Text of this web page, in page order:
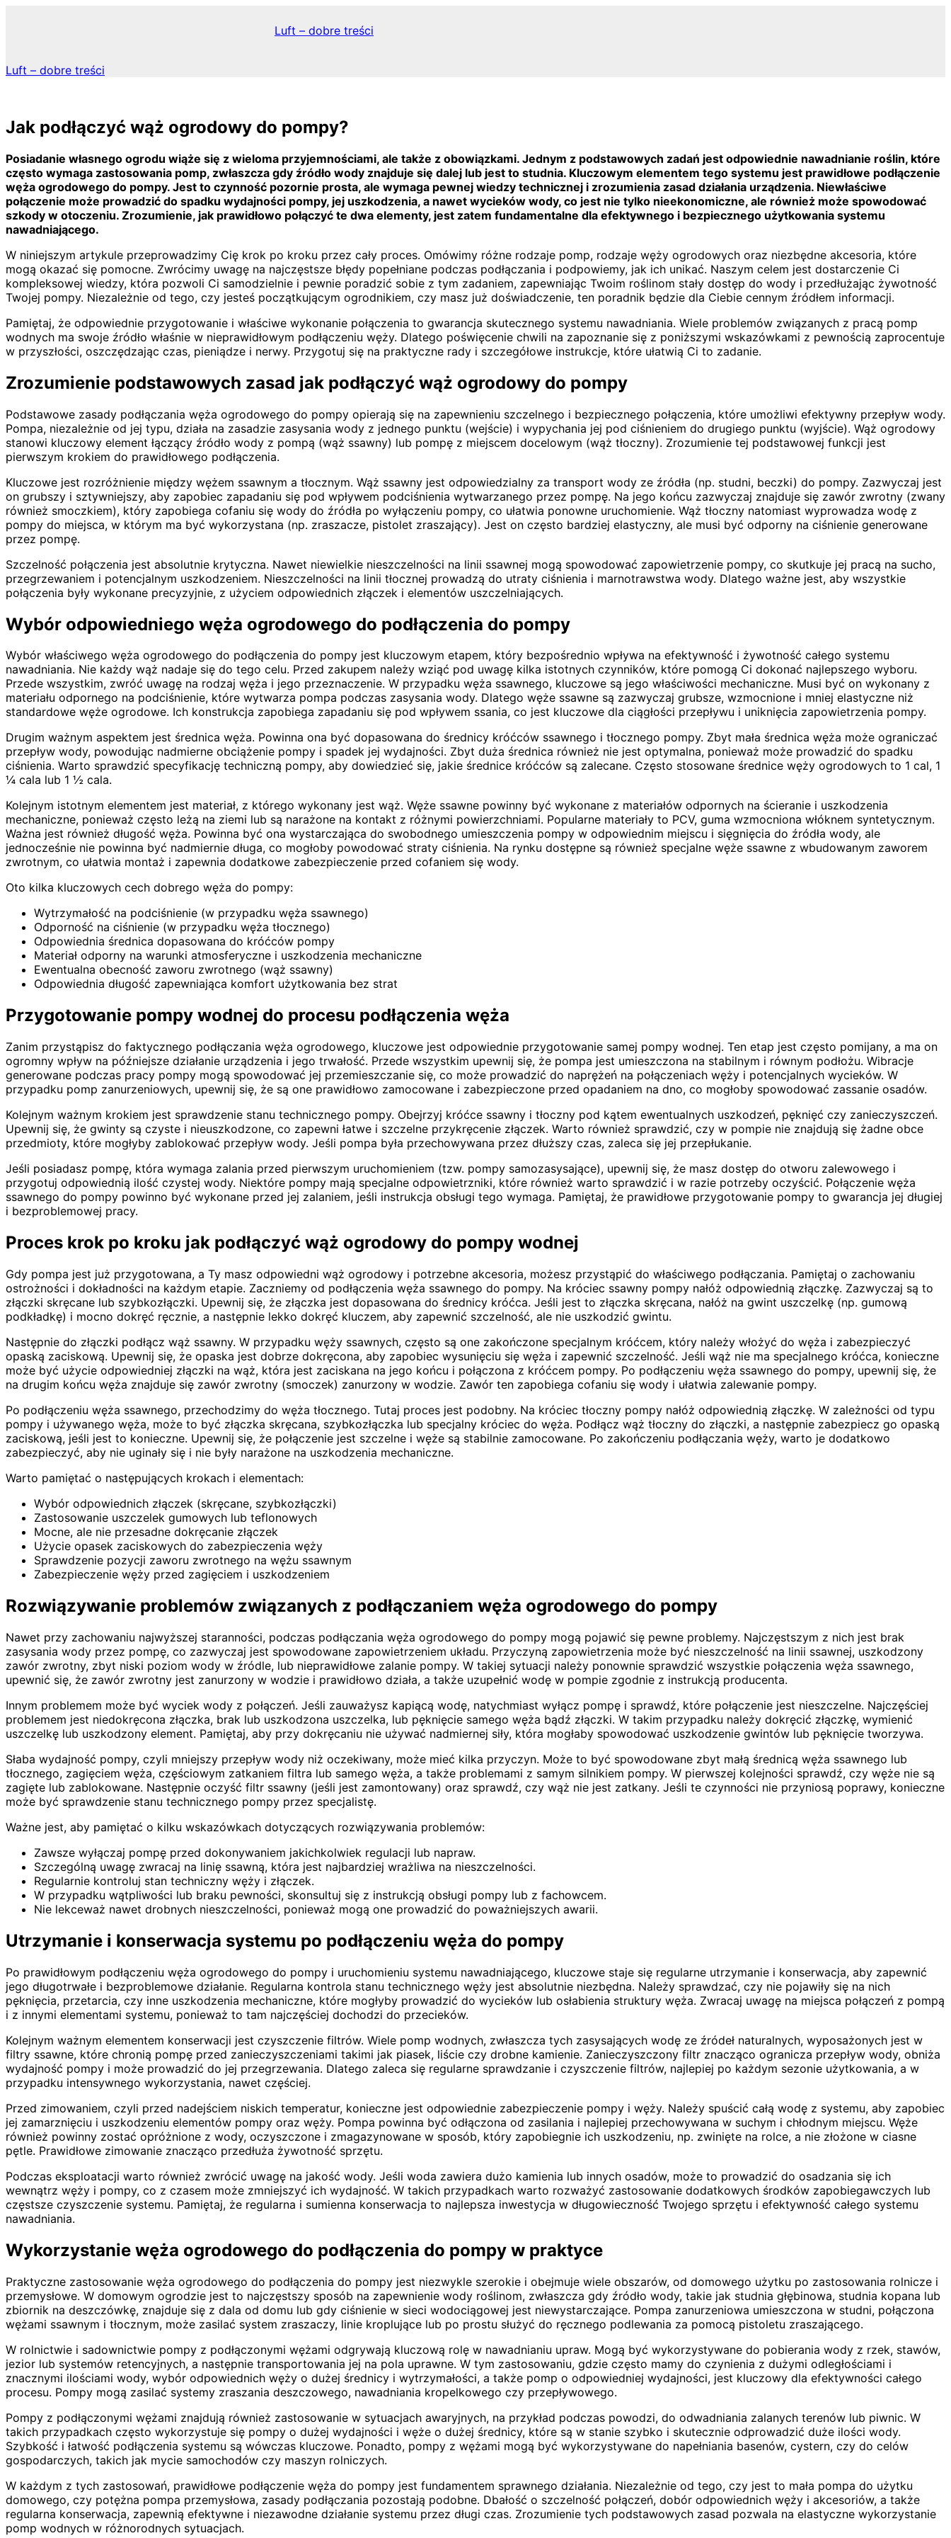
Luft – dobre treści
Luft – dobre treści
Jak podłączyć wąż ogrodowy do pompy?
Posiadanie własnego ogrodu wiąże się z wieloma przyjemnościami, ale także z obowiązkami. Jednym z podstawowych zadań jest odpowiednie nawadnianie roślin, które
często wymaga zastosowania pomp, zwłaszcza gdy źródło wody znajduje się dalej lub jest to studnia. Kluczowym elementem tego systemu jest prawidłowe podłączenie
węża ogrodowego do pompy. Jest to czynność pozornie prosta, ale wymaga pewnej wiedzy technicznej i zrozumienia zasad działania urządzenia. Niewłaściwe
połączenie może prowadzić do spadku wydajności pompy, jej uszkodzenia, a nawet wycieków wody, co jest nie tylko nieekonomiczne, ale również może spowodować
szkody w otoczeniu. Zrozumienie, jak prawidłowo połączyć te dwa elementy, jest zatem fundamentalne dla efektywnego i bezpiecznego użytkowania systemu
nawadniającego.
W niniejszym artykule przeprowadzimy Cię krok po kroku przez cały proces. Omówimy różne rodzaje pomp, rodzaje węży ogrodowych oraz niezbędne akcesoria, które
mogą okazać się pomocne. Zwrócimy uwagę na najczęstsze błędy popełniane podczas podłączania i podpowiemy, jak ich unikać. Naszym celem jest dostarczenie Ci
kompleksowej wiedzy, która pozwoli Ci samodzielnie i pewnie poradzić sobie z tym zadaniem, zapewniając Twoim roślinom stały dostęp do wody i przedłużając żywotność
Twojej pompy. Niezależnie od tego, czy jesteś początkującym ogrodnikiem, czy masz już doświadczenie, ten poradnik będzie dla Ciebie cennym źródłem informacji.
Pamiętaj, że odpowiednie przygotowanie i właściwe wykonanie połączenia to gwarancja skutecznego systemu nawadniania. Wiele problemów związanych z pracą pomp
wodnych ma swoje źródło właśnie w nieprawidłowym podłączeniu węży. Dlatego poświęcenie chwili na zapoznanie się z poniższymi wskazówkami z pewnością zaprocentuje
w przyszłości, oszczędzając czas, pieniądze i nerwy. Przygotuj się na praktyczne rady i szczegółowe instrukcje, które ułatwią Ci to zadanie.
Zrozumienie podstawowych zasad jak podłączyć wąż ogrodowy do pompy
Podstawowe zasady podłączania węża ogrodowego do pompy opierają się na zapewnieniu szczelnego i bezpiecznego połączenia, które umożliwi efektywny przepływ wody.
Pompa, niezależnie od jej typu, działa na zasadzie zasysania wody z jednego punktu (wejście) i wypychania jej pod ciśnieniem do drugiego punktu (wyjście). Wąż ogrodowy
stanowi kluczowy element łączący źródło wody z pompą (wąż ssawny) lub pompę z miejscem docelowym (wąż tłoczny). Zrozumienie tej podstawowej funkcji jest
pierwszym krokiem do prawidłowego podłączenia.
Kluczowe jest rozróżnienie między wężem ssawnym a tłocznym. Wąż ssawny jest odpowiedzialny za transport wody ze źródła (np. studni, beczki) do pompy. Zazwyczaj jest
on grubszy i sztywniejszy, aby zapobiec zapadaniu się pod wpływem podciśnienia wytwarzanego przez pompę. Na jego końcu zazwyczaj znajduje się zawór zwrotny (zwany
również smoczkiem), który zapobiega cofaniu się wody do źródła po wyłączeniu pompy, co ułatwia ponowne uruchomienie. Wąż tłoczny natomiast wyprowadza wodę z
pompy do miejsca, w którym ma być wykorzystana (np. zraszacze, pistolet zraszający). Jest on często bardziej elastyczny, ale musi być odporny na ciśnienie generowane
przez pompę.
Szczelność połączenia jest absolutnie krytyczna. Nawet niewielkie nieszczelności na linii ssawnej mogą spowodować zapowietrzenie pompy, co skutkuje jej pracą na sucho,
przegrzewaniem i potencjalnym uszkodzeniem. Nieszczelności na linii tłocznej prowadzą do utraty ciśnienia i marnotrawstwa wody. Dlatego ważne jest, aby wszystkie
połączenia były wykonane precyzyjnie, z użyciem odpowiednich złączek i elementów uszczelniających.
Wybór odpowiedniego węża ogrodowego do podłączenia do pompy
Wybór właściwego węża ogrodowego do podłączenia do pompy jest kluczowym etapem, który bezpośrednio wpływa na efektywność i żywotność całego systemu
nawadniania. Nie każdy wąż nadaje się do tego celu. Przed zakupem należy wziąć pod uwagę kilka istotnych czynników, które pomogą Ci dokonać najlepszego wyboru.
Przede wszystkim, zwróć uwagę na rodzaj węża i jego przeznaczenie. W przypadku węża ssawnego, kluczowe są jego właściwości mechaniczne. Musi być on wykonany z
materiału odpornego na podciśnienie, które wytwarza pompa podczas zasysania wody. Dlatego węże ssawne są zazwyczaj grubsze, wzmocnione i mniej elastyczne niż
standardowe węże ogrodowe. Ich konstrukcja zapobiega zapadaniu się pod wpływem ssania, co jest kluczowe dla ciągłości przepływu i uniknięcia zapowietrzenia pompy.
Drugim ważnym aspektem jest średnica węża. Powinna ona być dopasowana do średnicy króćców ssawnego i tłocznego pompy. Zbyt mała średnica węża może ograniczać
przepływ wody, powodując nadmierne obciążenie pompy i spadek jej wydajności. Zbyt duża średnica również nie jest optymalna, ponieważ może prowadzić do spadku
ciśnienia. Warto sprawdzić specyfikację techniczną pompy, aby dowiedzieć się, jakie średnice króćców są zalecane. Często stosowane średnice węży ogrodowych to 1 cal, 1
¼ cala lub 1 ½ cala.
Kolejnym istotnym elementem jest materiał, z którego wykonany jest wąż. Węże ssawne powinny być wykonane z materiałów odpornych na ścieranie i uszkodzenia
mechaniczne, ponieważ często leżą na ziemi lub są narażone na kontakt z różnymi powierzchniami. Popularne materiały to PCV, guma wzmocniona włóknem syntetycznym.
Ważna jest również długość węża. Powinna być ona wystarczająca do swobodnego umieszczenia pompy w odpowiednim miejscu i sięgnięcia do źródła wody, ale
jednocześnie nie powinna być nadmiernie długa, co mogłoby powodować straty ciśnienia. Na rynku dostępne są również specjalne węże ssawne z wbudowanym zaworem
zwrotnym, co ułatwia montaż i zapewnia dodatkowe zabezpieczenie przed cofaniem się wody.
Oto kilka kluczowych cech dobrego węża do pompy:
Wytrzymałość na podciśnienie (w przypadku węża ssawnego)
Odporność na ciśnienie (w przypadku węża tłocznego)
Odpowiednia średnica dopasowana do króćców pompy
Materiał odporny na warunki atmosferyczne i uszkodzenia mechaniczne
Ewentualna obecność zaworu zwrotnego (wąż ssawny)
Odpowiednia długość zapewniająca komfort użytkowania bez strat
Przygotowanie pompy wodnej do procesu podłączenia węża
Zanim przystąpisz do faktycznego podłączania węża ogrodowego, kluczowe jest odpowiednie przygotowanie samej pompy wodnej. Ten etap jest często pomijany, a ma on
ogromny wpływ na późniejsze działanie urządzenia i jego trwałość. Przede wszystkim upewnij się, że pompa jest umieszczona na stabilnym i równym podłożu. Wibracje
generowane podczas pracy pompy mogą spowodować jej przemieszczanie się, co może prowadzić do naprężeń na połączeniach węży i potencjalnych wycieków. W
przypadku pomp zanurzeniowych, upewnij się, że są one prawidłowo zamocowane i zabezpieczone przed opadaniem na dno, co mogłoby spowodować zassanie osadów.
Kolejnym ważnym krokiem jest sprawdzenie stanu technicznego pompy. Obejrzyj króćce ssawny i tłoczny pod kątem ewentualnych uszkodzeń, pęknięć czy zanieczyszczeń.
Upewnij się, że gwinty są czyste i nieuszkodzone, co zapewni łatwe i szczelne przykręcenie złączek. Warto również sprawdzić, czy w pompie nie znajdują się żadne obce
przedmioty, które mogłyby zablokować przepływ wody. Jeśli pompa była przechowywana przez dłuższy czas, zaleca się jej przepłukanie.
Jeśli posiadasz pompę, która wymaga zalania przed pierwszym uruchomieniem (tzw. pompy samozasysające), upewnij się, że masz dostęp do otworu zalewowego i
przygotuj odpowiednią ilość czystej wody. Niektóre pompy mają specjalne odpowietrzniki, które również warto sprawdzić i w razie potrzeby oczyścić. Połączenie węża
ssawnego do pompy powinno być wykonane przed jej zalaniem, jeśli instrukcja obsługi tego wymaga. Pamiętaj, że prawidłowe przygotowanie pompy to gwarancja jej długiej
i bezproblemowej pracy.
Proces krok po kroku jak podłączyć wąż ogrodowy do pompy wodnej
Gdy pompa jest już przygotowana, a Ty masz odpowiedni wąż ogrodowy i potrzebne akcesoria, możesz przystąpić do właściwego podłączania. Pamiętaj o zachowaniu
ostrożności i dokładności na każdym etapie. Zaczniemy od podłączenia węża ssawnego do pompy. Na króciec ssawny pompy nałóż odpowiednią złączkę. Zazwyczaj są to
złączki skręcane lub szybkozłączki. Upewnij się, że złączka jest dopasowana do średnicy króćca. Jeśli jest to złączka skręcana, nałóż na gwint uszczelkę (np. gumową
podkładkę) i mocno dokręć ręcznie, a następnie lekko dokręć kluczem, aby zapewnić szczelność, ale nie uszkodzić gwintu.
Następnie do złączki podłącz wąż ssawny. W przypadku węży ssawnych, często są one zakończone specjalnym króćcem, który należy włożyć do węża i zabezpieczyć
opaską zaciskową. Upewnij się, że opaska jest dobrze dokręcona, aby zapobiec wysunięciu się węża i zapewnić szczelność. Jeśli wąż nie ma specjalnego króćca, konieczne
może być użycie odpowiedniej złączki na wąż, która jest zaciskana na jego końcu i połączona z króćcem pompy. Po podłączeniu węża ssawnego do pompy, upewnij się, że
na drugim końcu węża znajduje się zawór zwrotny (smoczek) zanurzony w wodzie. Zawór ten zapobiega cofaniu się wody i ułatwia zalewanie pompy.
Po podłączeniu węża ssawnego, przechodzimy do węża tłocznego. Tutaj proces jest podobny. Na króciec tłoczny pompy nałóż odpowiednią złączkę. W zależności od typu
pompy i używanego węża, może to być złączka skręcana, szybkozłączka lub specjalny króciec do węża. Podłącz wąż tłoczny do złączki, a następnie zabezpiecz go opaską
zaciskową, jeśli jest to konieczne. Upewnij się, że połączenie jest szczelne i węże są stabilnie zamocowane. Po zakończeniu podłączania węży, warto je dodatkowo
zabezpieczyć, aby nie uginały się i nie były narażone na uszkodzenia mechaniczne.
Warto pamiętać o następujących krokach i elementach:
Wybór odpowiednich złączek (skręcane, szybkozłączki)
Zastosowanie uszczelek gumowych lub teflonowych
Mocne, ale nie przesadne dokręcanie złączek
Użycie opasek zaciskowych do zabezpieczenia węży
Sprawdzenie pozycji zaworu zwrotnego na wężu ssawnym
Zabezpieczenie węży przed zagięciem i uszkodzeniem
Rozwiązywanie problemów związanych z podłączaniem węża ogrodowego do pompy
Nawet przy zachowaniu najwyższej staranności, podczas podłączania węża ogrodowego do pompy mogą pojawić się pewne problemy. Najczęstszym z nich jest brak
zasysania wody przez pompę, co zazwyczaj jest spowodowane zapowietrzeniem układu. Przyczyną zapowietrzenia może być nieszczelność na linii ssawnej, uszkodzony
zawór zwrotny, zbyt niski poziom wody w źródle, lub nieprawidłowe zalanie pompy. W takiej sytuacji należy ponownie sprawdzić wszystkie połączenia węża ssawnego,
upewnić się, że zawór zwrotny jest zanurzony w wodzie i prawidłowo działa, a także uzupełnić wodę w pompie zgodnie z instrukcją producenta.
Innym problemem może być wyciek wody z połączeń. Jeśli zauważysz kapiącą wodę, natychmiast wyłącz pompę i sprawdź, które połączenie jest nieszczelne. Najczęściej
problemem jest niedokręcona złączka, brak lub uszkodzona uszczelka, lub pęknięcie samego węża bądź złączki. W takim przypadku należy dokręcić złączkę, wymienić
uszczelkę lub uszkodzony element. Pamiętaj, aby przy dokręcaniu nie używać nadmiernej siły, która mogłaby spowodować uszkodzenie gwintów lub pęknięcie tworzywa.
Słaba wydajność pompy, czyli mniejszy przepływ wody niż oczekiwany, może mieć kilka przyczyn. Może to być spowodowane zbyt małą średnicą węża ssawnego lub
tłocznego, zagięciem węża, częściowym zatkaniem filtra lub samego węża, a także problemami z samym silnikiem pompy. W pierwszej kolejności sprawdź, czy węże nie są
zagięte lub zablokowane. Następnie oczyść filtr ssawny (jeśli jest zamontowany) oraz sprawdź, czy wąż nie jest zatkany. Jeśli te czynności nie przyniosą poprawy, konieczne
może być sprawdzenie stanu technicznego pompy przez specjalistę.
Ważne jest, aby pamiętać o kilku wskazówkach dotyczących rozwiązywania problemów:
Zawsze wyłączaj pompę przed dokonywaniem jakichkolwiek regulacji lub napraw.
Szczególną uwagę zwracaj na linię ssawną, która jest najbardziej wrażliwa na nieszczelności.
Regularnie kontroluj stan techniczny węży i złączek.
W przypadku wątpliwości lub braku pewności, skonsultuj się z instrukcją obsługi pompy lub z fachowcem.
Nie lekceważ nawet drobnych nieszczelności, ponieważ mogą one prowadzić do poważniejszych awarii.
Utrzymanie i konserwacja systemu po podłączeniu węża do pompy
Po prawidłowym podłączeniu węża ogrodowego do pompy i uruchomieniu systemu nawadniającego, kluczowe staje się regularne utrzymanie i konserwacja, aby zapewnić
jego długotrwałe i bezproblemowe działanie. Regularna kontrola stanu technicznego węży jest absolutnie niezbędna. Należy sprawdzać, czy nie pojawiły się na nich
pęknięcia, przetarcia, czy inne uszkodzenia mechaniczne, które mogłyby prowadzić do wycieków lub osłabienia struktury węża. Zwracaj uwagę na miejsca połączeń z pompą
i z innymi elementami systemu, ponieważ to tam najczęściej dochodzi do przecieków.
Kolejnym ważnym elementem konserwacji jest czyszczenie filtrów. Wiele pomp wodnych, zwłaszcza tych zasysających wodę ze źródeł naturalnych, wyposażonych jest w
filtry ssawne, które chronią pompę przed zanieczyszczeniami takimi jak piasek, liście czy drobne kamienie. Zanieczyszczony filtr znacząco ogranicza przepływ wody, obniża
wydajność pompy i może prowadzić do jej przegrzewania. Dlatego zaleca się regularne sprawdzanie i czyszczenie filtrów, najlepiej po każdym sezonie użytkowania, a w
przypadku intensywnego wykorzystania, nawet częściej.
Przed zimowaniem, czyli przed nadejściem niskich temperatur, konieczne jest odpowiednie zabezpieczenie pompy i węży. Należy spuścić całą wodę z systemu, aby zapobiec
jej zamarznięciu i uszkodzeniu elementów pompy oraz węży. Pompa powinna być odłączona od zasilania i najlepiej przechowywana w suchym i chłodnym miejscu. Węże
również powinny zostać opróżnione z wody, oczyszczone i zmagazynowane w sposób, który zapobiegnie ich uszkodzeniu, np. zwinięte na rolce, a nie złożone w ciasne
pętle. Prawidłowe zimowanie znacząco przedłuża żywotność sprzętu.
Podczas eksploatacji warto również zwrócić uwagę na jakość wody. Jeśli woda zawiera dużo kamienia lub innych osadów, może to prowadzić do osadzania się ich
wewnątrz węży i pompy, co z czasem może zmniejszyć ich wydajność. W takich przypadkach warto rozważyć zastosowanie dodatkowych środków zapobiegawczych lub
częstsze czyszczenie systemu. Pamiętaj, że regularna i sumienna konserwacja to najlepsza inwestycja w długowieczność Twojego sprzętu i efektywność całego systemu
nawadniania.
Wykorzystanie węża ogrodowego do podłączenia do pompy w praktyce
Praktyczne zastosowanie węża ogrodowego do podłączenia do pompy jest niezwykle szerokie i obejmuje wiele obszarów, od domowego użytku po zastosowania rolnicze i
przemysłowe. W domowym ogrodzie jest to najczęstszy sposób na zapewnienie wody roślinom, zwłaszcza gdy źródło wody, takie jak studnia głębinowa, studnia kopana lub
zbiornik na deszczówkę, znajduje się z dala od domu lub gdy ciśnienie w sieci wodociągowej jest niewystarczające. Pompa zanurzeniowa umieszczona w studni, połączona
wężami ssawnym i tłocznym, może zasilać system zraszaczy, linie kroplujące lub po prostu służyć do ręcznego podlewania za pomocą pistoletu zraszającego.
W rolnictwie i sadownictwie pompy z podłączonymi wężami odgrywają kluczową rolę w nawadnianiu upraw. Mogą być wykorzystywane do pobierania wody z rzek, stawów,
jezior lub systemów retencyjnych, a następnie transportowania jej na pola uprawne. W tym zastosowaniu, gdzie często mamy do czynienia z dużymi odległościami i
znacznymi ilościami wody, wybór odpowiednich węży o dużej średnicy i wytrzymałości, a także pomp o odpowiedniej wydajności, jest kluczowy dla efektywności całego
procesu. Pompy mogą zasilać systemy zraszania deszczowego, nawadniania kropelkowego czy przepływowego.
Pompy z podłączonymi wężami znajdują również zastosowanie w sytuacjach awaryjnych, na przykład podczas powodzi, do odwadniania zalanych terenów lub piwnic. W
takich przypadkach często wykorzystuje się pompy o dużej wydajności i węże o dużej średnicy, które są w stanie szybko i skutecznie odprowadzić duże ilości wody.
Szybkość i łatwość podłączenia systemu są wówczas kluczowe. Ponadto, pompy z wężami mogą być wykorzystywane do napełniania basenów, cystern, czy do celów
gospodarczych, takich jak mycie samochodów czy maszyn rolniczych.
W każdym z tych zastosowań, prawidłowe podłączenie węża do pompy jest fundamentem sprawnego działania. Niezależnie od tego, czy jest to mała pompa do użytku
domowego, czy potężna pompa przemysłowa, zasady podłączania pozostają podobne. Dbałość o szczelność połączeń, dobór odpowiednich węży i akcesoriów, a także
regularna konserwacja, zapewnią efektywne i niezawodne działanie systemu przez długi czas. Zrozumienie tych podstawowych zasad pozwala na elastyczne wykorzystanie
pomp wodnych w różnorodnych sytuacjach.